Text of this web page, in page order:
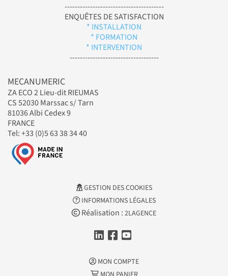
---------------------------------------
ENQUÊTES DE SATISFACTION
* INSTALLATION
* FORMATION
* INTERVENTION
-----------------------------------
MECANUMERIC
ZA ECO 2 Lieu-dit RIEUMAS
CS 52030 Marssac s/ Tarn
81036 Albi Cedex 9
FRANCE
Tel: +33 (0)5 63 38 34 40
GESTION DES COOKIES
INFORMATIONS LÉGALES
Réalisation : 2LAGENCE
MON COMPTE